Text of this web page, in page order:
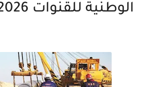
الوطنية للقنوات ENAC 2026